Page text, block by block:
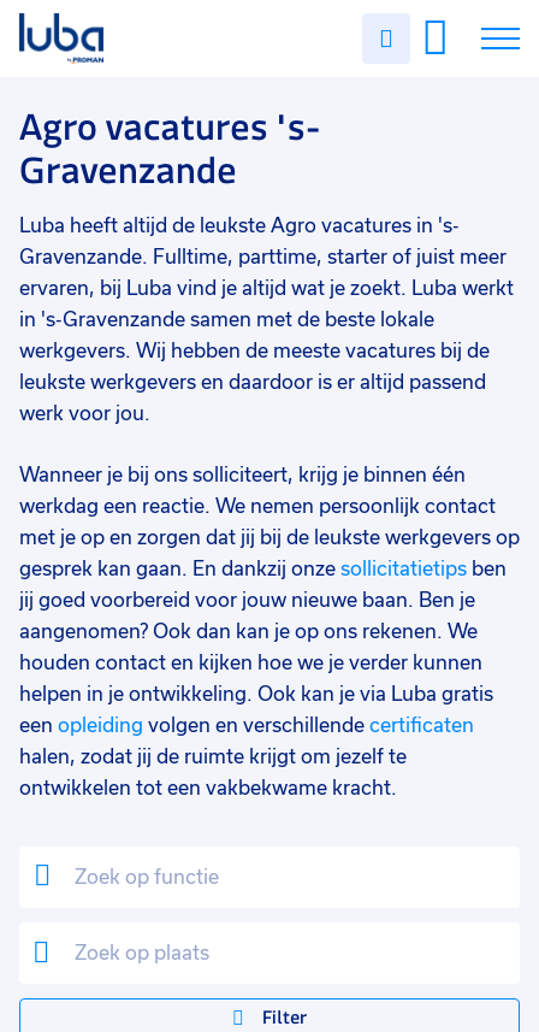
Uren
Vacatures
Over ons
Voor werkgevers
Contact
Agro vacatures 's-
Gravenzande
Luba heeft altijd de leukste Agro vacatures in 's-
Gravenzande. Fulltime, parttime, starter of juist meer
ervaren, bij Luba vind je altijd wat je zoekt. Luba werkt
in 's-Gravenzande samen met de beste lokale
werkgevers. Wij hebben de meeste vacatures bij de
leukste werkgevers en daardoor is er altijd passend
werk voor jou.
Wanneer je bij ons solliciteert, krijg je binnen één
werkdag een reactie. We nemen persoonlijk contact
met je op en zorgen dat jij bij de leukste werkgevers op
gesprek kan gaan. En dankzij onze sollicitatietips ben
jij goed voorbereid voor jouw nieuwe baan. Ben je
aangenomen? Ook dan kan je op ons rekenen. We
houden contact en kijken hoe we je verder kunnen
helpen in je ontwikkeling. Ook kan je via Luba gratis
een opleiding volgen en verschillende certificaten
halen, zodat jij de ruimte krijgt om jezelf te
ontwikkelen tot een vakbekwame kracht.
Filter
Filter vacatures
Vakgebied 0
Agro 1
Opleidingsniveau
Mbo
Uitzicht op vast 1
Tijdelijk 1
37 - 40+ uur
9 - 16 uur 1